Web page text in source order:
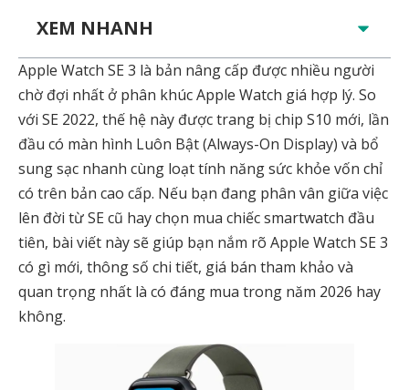
XEM NHANH
Apple Watch SE 3 là bản nâng cấp được nhiều người
chờ đợi nhất ở phân khúc Apple Watch giá hợp lý. So
với SE 2022, thế hệ này được trang bị chip S10 mới, lần
đầu có màn hình Luôn Bật (Always-On Display) và bổ
sung sạc nhanh cùng loạt tính năng sức khỏe vốn chỉ
có trên bản cao cấp. Nếu bạn đang phân vân giữa việc
lên đời từ SE cũ hay chọn mua chiếc smartwatch đầu
tiên, bài viết này sẽ giúp bạn nắm rõ Apple Watch SE 3
có gì mới, thông số chi tiết, giá bán tham khảo và
quan trọng nhất là có đáng mua trong năm 2026 hay
không.